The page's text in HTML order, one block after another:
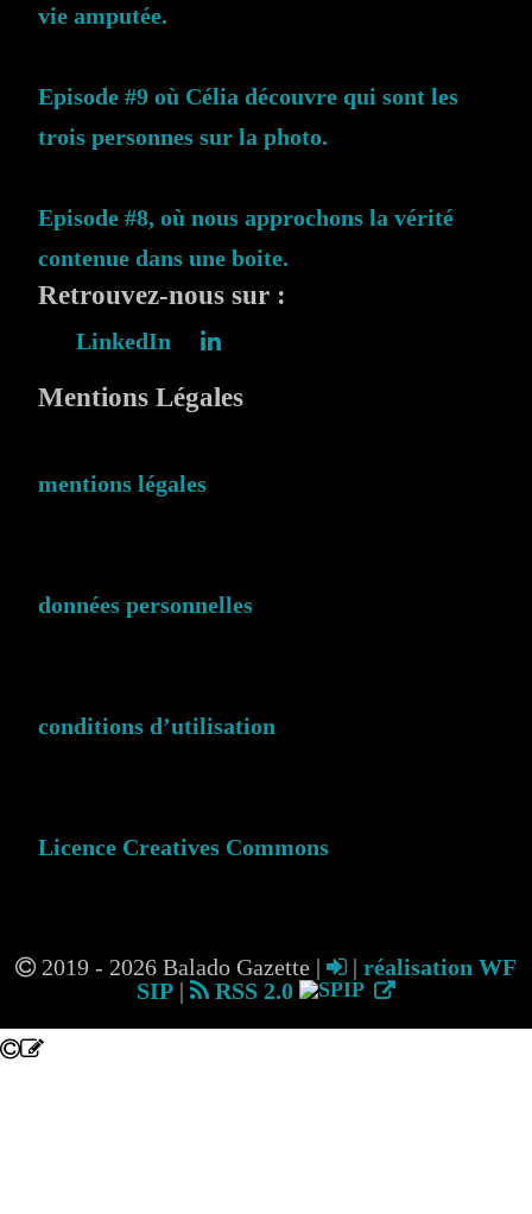
vie amputée.
Episode #9 où Célia découvre qui sont les
trois personnes sur la photo.
Episode #8, où nous approchons la vérité
contenue dans une boite.
Retrouvez-nous sur :
LinkedIn
Mentions Légales
mentions légales
données personnelles
conditions d’utilisation
Licence Creatives Commons
2019 - 2026 Balado Gazette | | réalisation WF
SIP | RSS 2.0